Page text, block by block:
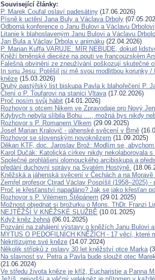
Související články:
P. Marek Coufal oslaví padesátiny (17.06.2026)
Písně k uctění Jana Buly a Václava Drboly
Odborná konference o Janu Bulovi a Václavu Drbolovi
Litanie k blahoslaveným Janu Bulovi a Václavu
Jan Bula a Václav Drbola v animáku (22.04.2026)
P. Marian Kuffa VARUJE: MÍR NEBUDE, dokud
Kněží brněnské diecéze na pouti ve francouzském
Falešná obvinění ze zneužívání poškozují skutečné
In sinu Jesu: Potěšil jsi mě svou modlitbou korunky
kněze (15.03.2026)
Druhý pastýřský list biskupa Pavla k blahořečení P.
Čtení o P. Toufarovi na stanici Vltava(17.02.2026)
Proč nosím svůj hábit (14.01.2026)
Rozhovor s otcem Nikem ve Zpravodaje pro Nový
Kdybych nebyla slíbila Bohu ...., možná bys nikdy
Rozhovor s P. Romanem Vlkem (29.09.2025)
Josef Marian Kralovič - jáhenské svěcení v Brně
Rozhovor se slovenským novoknězem (11.09.2025)
Děkan KTF, doc. Jaroslav Brož: Modlím se,
Karol Dučák: Katolická církev nikdy nekolaborovala
Společné prohlášení olomouckého arcibiskupa a
předání duchovní správy na Svatém Hostýně.
Kněžská a jáhenská svěcení v Čechách a na Moravě
Zemřel profesor Ctirad Václav Pospíšil (1958–2025) -
Proč je křesťanství napadáno? Jak se jako křesťan
Rozhovor s P. Vilémem Štěpánem (29.01.2025)
Možnost objednat si brožurku o Mons. ThDr. Franzi
NEJTĚŽŠÍ V KNĚŽSKÉ SLUŽBĚ (10.01.2025)
Když kněz žehná(06.01.2025)
Pozvání na zahájení výstavy o kněžích Janu Bulovi
MÝTUS O PEDOFILNÍCH KNĚŽÍCH - 17 věcí, které
Nekritizujme své kněze (14.07.2024)
Několik střípků z oslavy 30 let kněžství otce Marka
Na slavnost sv. Petra a Pavla bude sloužit otec
(21.06.2024)
Ve středu života kněze je kříž, Eucharistie a Panna